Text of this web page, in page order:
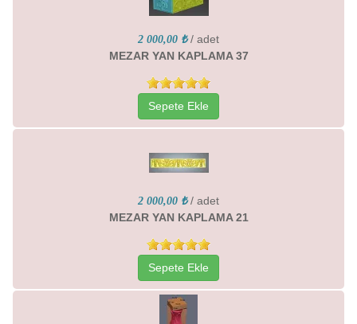
2 000,00 ₺ / adet
MEZAR YAN KAPLAMA 37
Sepete Ekle
2 000,00 ₺ / adet
MEZAR YAN KAPLAMA 21
Sepete Ekle